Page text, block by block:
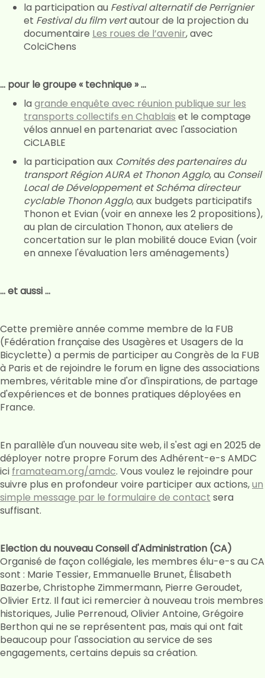
la participation au Festival alternatif de Perrignier
et Festival du film vertautour de la projection du
documentaire Les roues de l’avenir, avec
ColciChens
... pour le groupe « technique » ...
lagrande enquête avec réunion publique sur les
transports collectifs en Chablais et le comptage
vélos annuel en partenariat avec l'association
CiCLABLE
la participation aux Comités des partenaires du
transport Région AURA et Thonon Agglo, au Conseil
Local de Développement et Schéma directeur
cyclable Thonon Agglo, aux budgets participatifs
Thonon et Evian (voir en annexe les 2 propositions),
au plan de circulation Thonon, aux ateliers de
concertation sur le plan mobilité douce Evian (voir
en annexe l'évaluation 1ers aménagements)
... et aussi ...
Cette première année comme membre de la FUB
(Fédération française des Usagères et Usagers de la
Bicyclette) a permis de participer au Congrès de la FUB
à Paris et de rejoindre le forum en ligne des associations
membres, véritable mine d'or d'inspirations, de partage
d'expériences et de bonnes pratiques déployées en
France.
En parallèle d'un nouveau site web, il s'est agi en 2025 de
déployer notre propre Forum des Adhérent-e-s AMDC
ici framateam.org/amdc. Vous voulez le rejoindre pour
suivre plus en profondeur voire participer aux actions,un
simple message par le formulaire de contact sera
suffisant.
Election du nouveau Conseil d'Administration (CA)
Organisé de façon collégiale, les membres élu-e-s au CA
sont : Marie Tessier, Emmanuelle Brunet, Élisabeth
Bazerbe, Christophe Zimmermann, Pierre Geroudet,
Olivier Ertz. Il faut ici remercier à nouveau trois membres
historiques, Julie Perrenoud, Olivier Antoine, Grégoire
Berthon qui ne se représentent pas, mais qui ont fait
beaucoup pour l'association au service de ses
engagements, certains depuis sa création.